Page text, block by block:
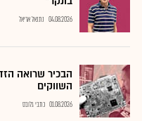
04.08.2026 נתנאל אריאל
הבכיר שרואה
השווקים
01.08.2026 כתבי גלובס